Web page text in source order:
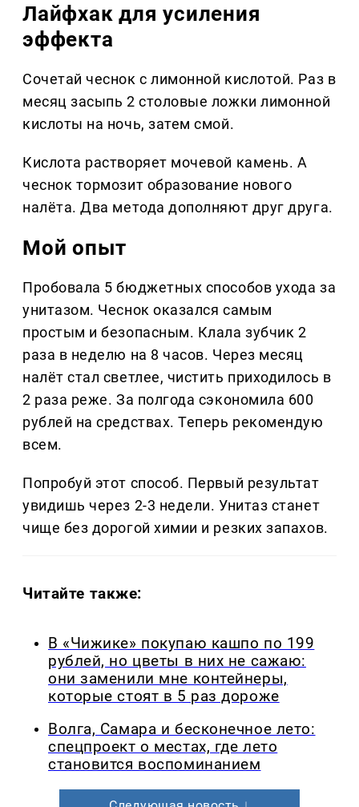
Лайфхак для усиления
эффекта
Сочетай чеснок с лимонной кислотой. Раз в
месяц засыпь 2 столовые ложки лимонной
кислоты на ночь, затем смой.
Кислота растворяет мочевой камень. А
чеснок тормозит образование нового
налёта. Два метода дополняют друг друга.
Мой опыт
Пробовала 5 бюджетных способов ухода за
унитазом. Чеснок оказался самым
простым и безопасным. Клала зубчик 2
раза в неделю на 8 часов. Через месяц
налёт стал светлее, чистить приходилось в
2 раза реже. За полгода сэкономила 600
рублей на средствах. Теперь рекомендую
всем.
Попробуй этот способ. Первый результат
увидишь через 2-3 недели. Унитаз станет
чище без дорогой химии и резких запахов.
Читайте также:
В «Чижике» покупаю кашпо по 199
рублей, но цветы в них не сажаю:
они заменили мне контейнеры,
которые стоят в 5 раз дороже
Волга, Самара и бесконечное лето:
спецпроект о местах, где лето
становится воспоминанием